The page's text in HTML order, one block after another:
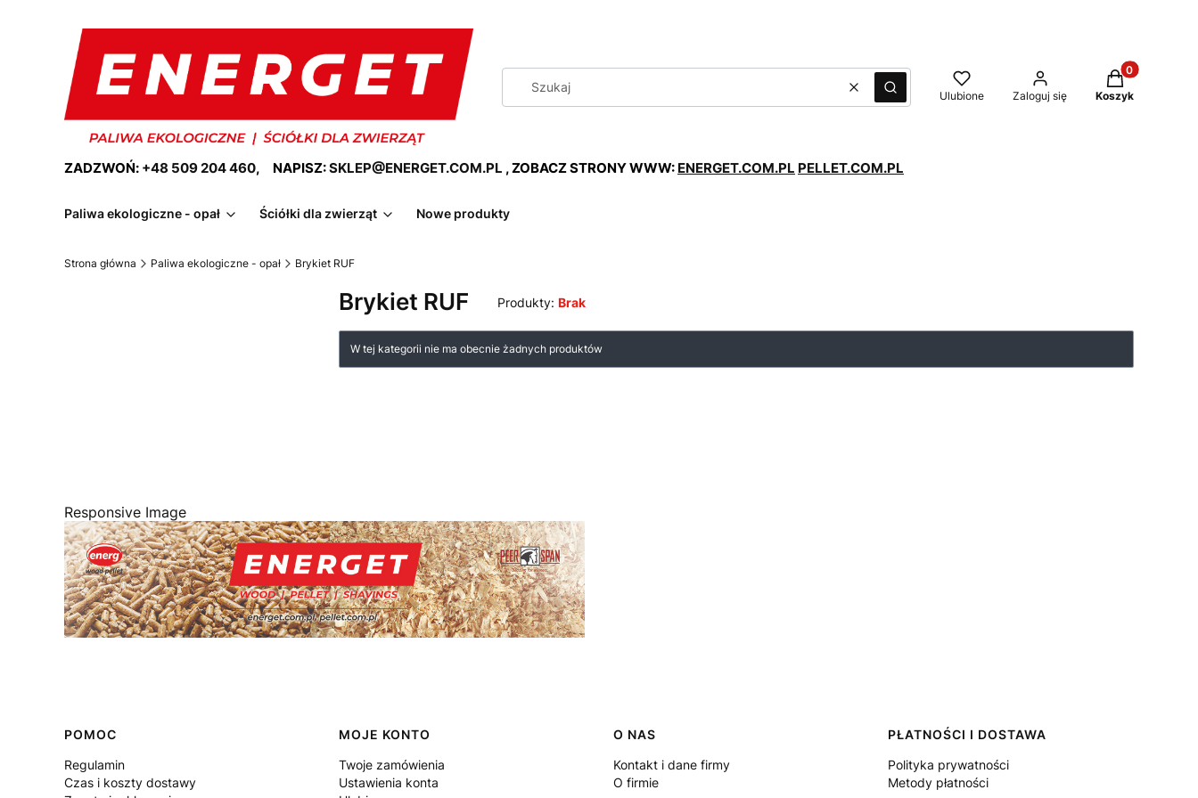
WyczyśćSzukaj Ulubione Zaloguj się
Produkty w
Koszyk
ZADZWOŃ: +48 509 204 460, NAPISZ:SKLEP@ENERGET.COM.PL , ZOBACZ STRONY WWW: ENERGET.COM.PL PELLET.COM.PL
Paliwa ekologiczne - opał Ściółki dla zwierząt Nowe produkty
Strona główna Paliwa ekologiczne - opał Brykiet RUF
Brykiet RUF Produkty: Brak
Lista produktów
W tej kategorii nie ma obecnie żadnych produktów
Responsive Image
Linki w stopce
POMOC
Regulamin
Czas i koszty dostawy
MOJE KONTO
Twoje zamówienia
Ustawienia konta
O NAS
Kontakt i dane firmy
O firmie
PŁATNOŚCI I DOSTAWA
Polityka prywatności
Metody płatności